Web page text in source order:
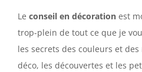
Le conseil en décoration est
trop-plein de tout ce que je
les secrets des couleurs et
déco, les découvertes et les